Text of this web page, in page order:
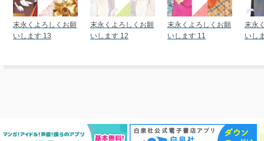
末永くよろしくお願
いします 13
末永くよろしくお願
いします 12
末永くよろしくお願
いします 11
末永
いし